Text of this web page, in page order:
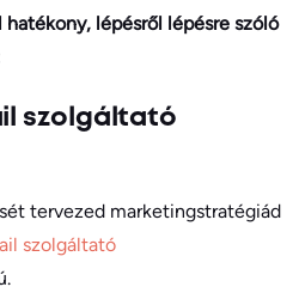
lépésről lépésre szóló
szolgáltató
tervezed marketingstratégiád
szolgáltató